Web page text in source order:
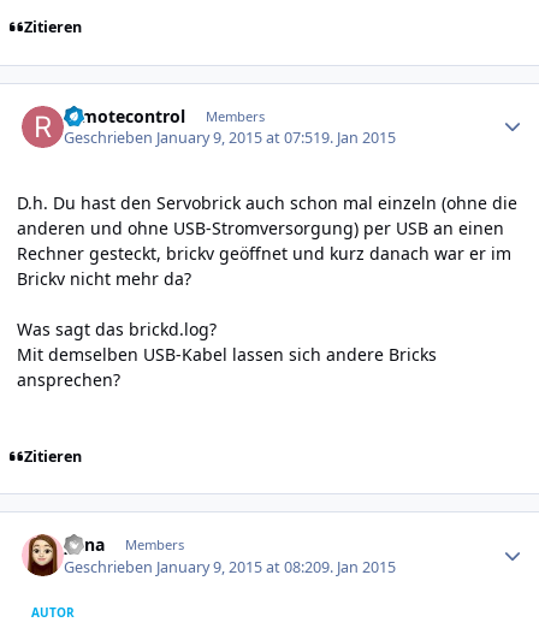
Zitieren
remotecontrol Members
Geschrieben January 9, 2015 at 07:519. Jan 2015
D.h. Du hast den Servobrick auch schon mal einzeln (ohne die
anderen und ohne USB-Stromversorgung) per USB an einen
Rechner gesteckt, brickv geöffnet und kurz danach war er im
Brickv nicht mehr da?
Was sagt das brickd.log?
Mit demselben USB-Kabel lassen sich andere Bricks
ansprechen?
Zitieren
yuna Members
Geschrieben January 9, 2015 at 08:209. Jan 2015
AUTOR